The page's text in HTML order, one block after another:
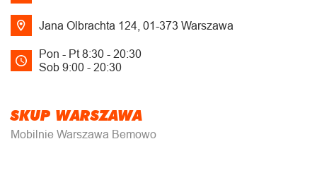
Jana Olbrachta 124, 01-373 Warszawa
Pon - Pt 8:30 - 20:30
Sob 9:00 - 20:30
SKUP WARSZAWA
Mobilnie Warszawa Bemowo